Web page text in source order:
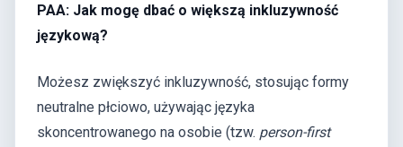
PAA: Jak mogę dbać o większą inkluzywność
językową?
Możesz zwiększyć inkluzywność, stosując formy
neutralne płciowo, używając języka
skoncentrowanego na osobie (tzw. person-first